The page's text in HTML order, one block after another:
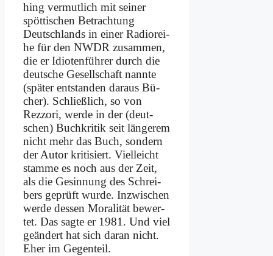
hing ver­mut­lich mit sei­ner
spöt­ti­schen Be­trach­tung
Deutsch­lands in ei­ner Ra­dio­rei­
he für den NWDR zu­sam­men,
die er Idio­ten­füh­rer durch die
deut­sche Ge­sell­schaft nann­te
(spä­ter ent­stan­den dar­aus Bü­
cher). Schließ­lich, so von
Rezz­ori, wer­de in der (deut­
schen) Buch­kri­tik seit län­ge­rem
nicht mehr das Buch, son­dern
der Au­tor kri­ti­siert. Viel­leicht
stam­me es noch aus der Zeit,
als die Ge­sin­nung des Schrei­
bers ge­prüft wur­de. In­zwi­schen
wer­de des­sen Mo­ra­li­tät be­wer­
tet. Das sag­te er 1981. Und viel
ge­än­dert hat sich dar­an nicht.
Eher im Ge­gen­teil.